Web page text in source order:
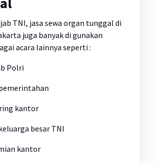
TNI, jasa sewa organ tunggal di
juga banyak di gunakan
acara lainnya seperti :
Polri
kantor
besar TNI
kantor